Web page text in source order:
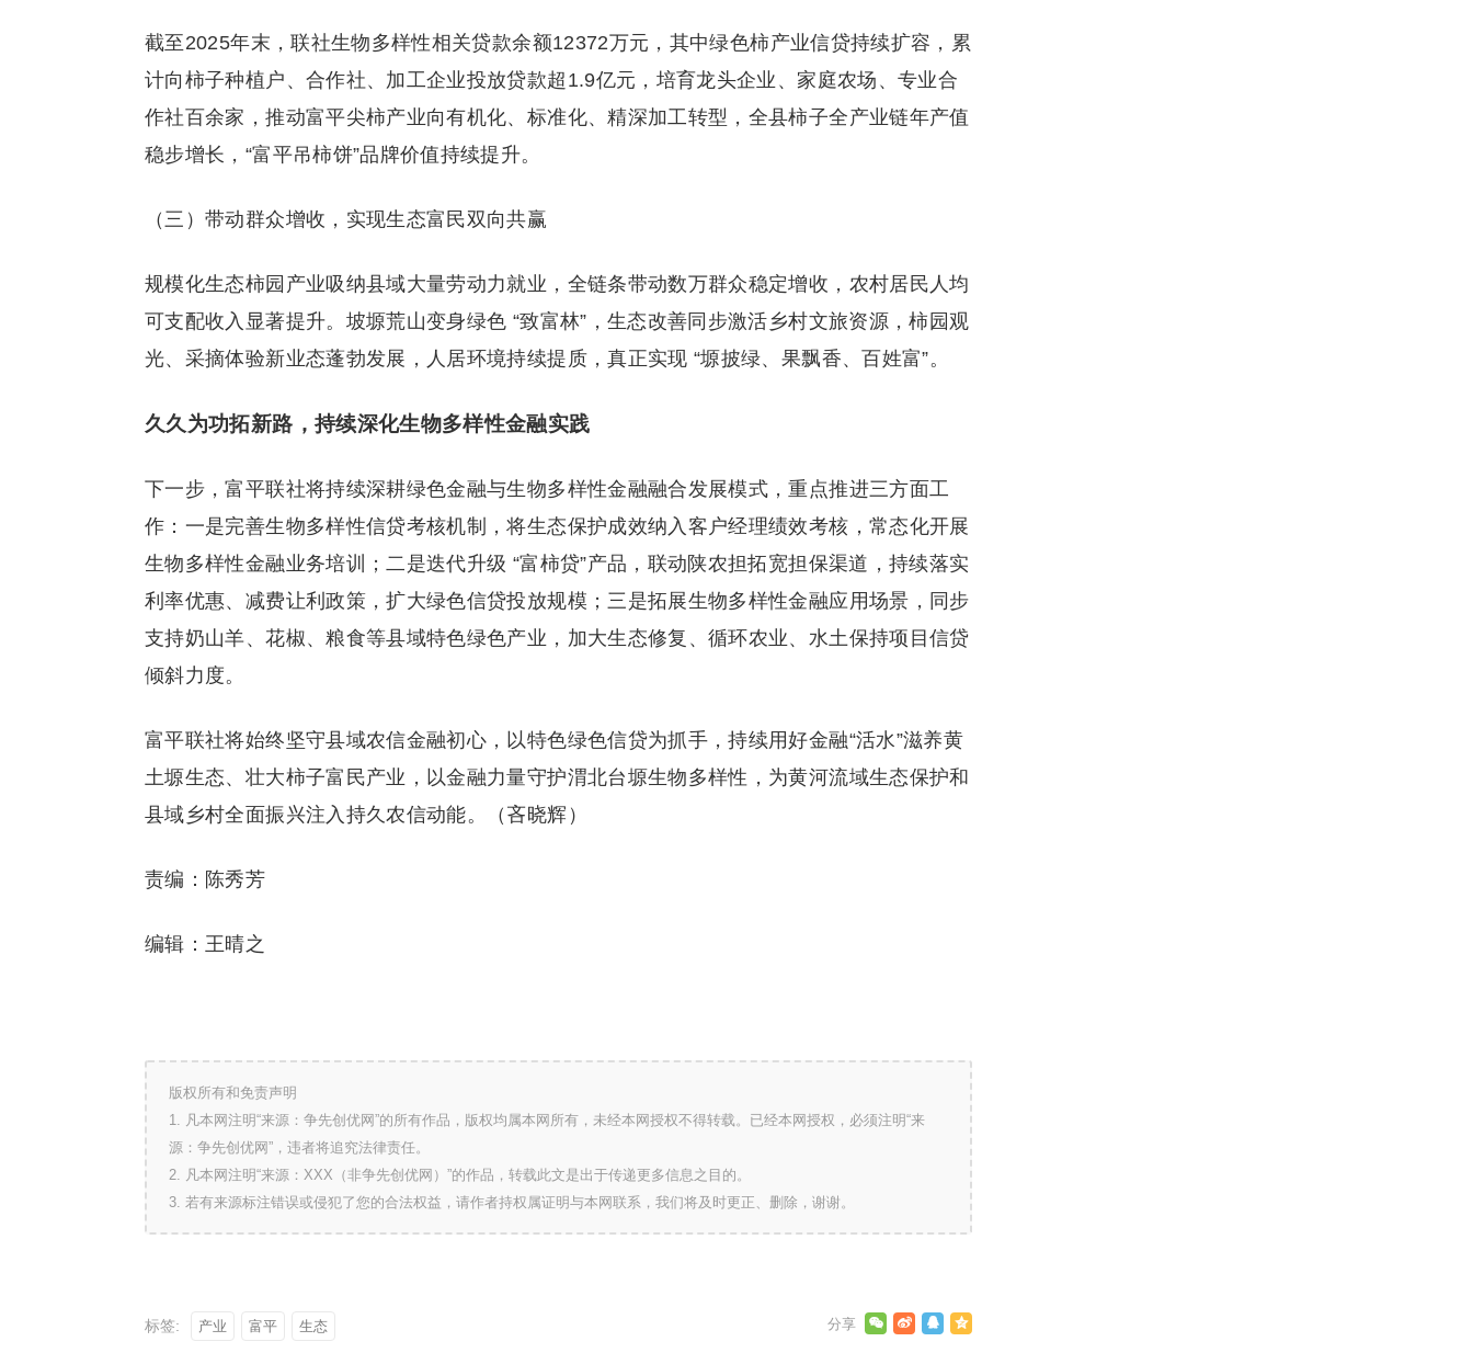
截至2025年末，联社生物多样性相关贷款余额12372万元，其中绿色柿产业信贷持续扩容，累
计向柿子种植户、合作社、加工企业投放贷款超1.9亿元，培育龙头企业、家庭农场、专业合
作社百余家，推动富平尖柿产业向有机化、标准化、精深加工转型，全县柿子全产业链年产值
稳步增长，“富平吊柿饼”品牌价值持续提升。
（三）带动群众增收，实现生态富民双向共赢
规模化生态柿园产业吸纳县域大量劳动力就业，全链条带动数万群众稳定增收，农村居民人均
可支配收入显著提升。坡塬荒山变身绿色 “致富林”，生态改善同步激活乡村文旅资源，柿园观
光、采摘体验新业态蓬勃发展，人居环境持续提质，真正实现 “塬披绿、果飘香、百姓富”。
久久为功拓新路，持续深化生物多样性金融实践
下一步，富平联社将持续深耕绿色金融与生物多样性金融融合发展模式，重点推进三方面工
作：一是完善生物多样性信贷考核机制，将生态保护成效纳入客户经理绩效考核，常态化开展
生物多样性金融业务培训；二是迭代升级 “富柿贷”产品，联动陕农担拓宽担保渠道，持续落实
利率优惠、减费让利政策，扩大绿色信贷投放规模；三是拓展生物多样性金融应用场景，同步
支持奶山羊、花椒、粮食等县域特色绿色产业，加大生态修复、循环农业、水土保持项目信贷
倾斜力度。
富平联社将始终坚守县域农信金融初心，以特色绿色信贷为抓手，持续用好金融“活水”滋养黄
土塬生态、壮大柿子富民产业，以金融力量守护渭北台塬生物多样性，为黄河流域生态保护和
县域乡村全面振兴注入持久农信动能。（吝晓辉）
责编：陈秀芳
编辑：王晴之
版权所有和免责声明
1. 凡本网注明“来源：争先创优网”的所有作品，版权均属本网所有，未经本网授权不得转载。已经本网授权，必须注明“来
源：争先创优网”，违者将追究法律责任。
2. 凡本网注明“来源：XXX（非争先创优网）”的作品，转载此文是出于传递更多信息之目的。
3. 若有来源标注错误或侵犯了您的合法权益，请作者持权属证明与本网联系，我们将及时更正、删除，谢谢。
标签: 产业 富平 生态